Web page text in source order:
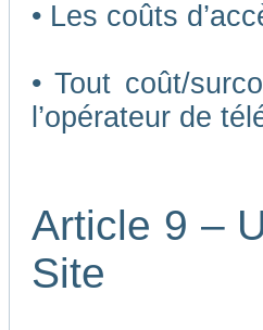
• Les coûts
• Tout coût/
l’opérateur de
Article 9 –
Site